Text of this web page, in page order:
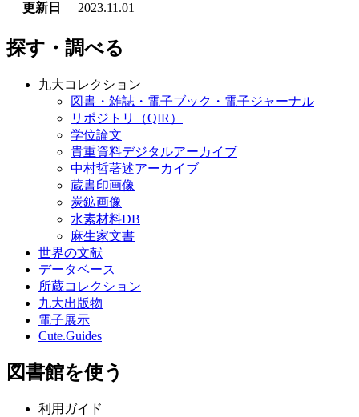
更新日
2023.11.01
探す・調べる
九大コレクション
図書・雑誌・電子ブック・電子ジャーナル
リポジトリ（QIR）
学位論文
貴重資料デジタルアーカイブ
中村哲著述アーカイブ
蔵書印画像
炭鉱画像
水素材料DB
麻生家文書
世界の文献
データベース
所蔵コレクション
九大出版物
電子展示
Cute.Guides
図書館を使う
利用ガイド